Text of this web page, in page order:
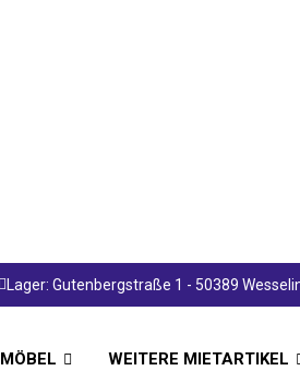
Lager: Gutenbergstraße 1 - 50389
MÖBEL WEITERE MIETARTIKEL